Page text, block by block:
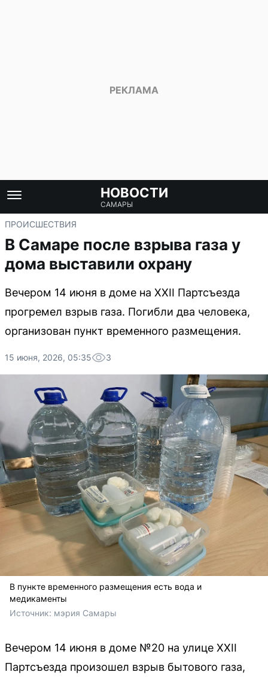
НОВОСТИ
САМАРЫ
ПРОИСШЕСТВИЯ
В Самаре после взрыва газа у
дома выставили охрану
Вечером 14 июня в доме на XXII Партсъезда
прогремел взрыв газа. Погибли два человека,
организован пункт временного размещения.
15 июня, 2026, 05:35 3
В пункте временного размещения есть вода и
медикаменты
Источник: мэрия Самары
Вечером 14 июня в доме №20 на улице XXII
Партсъезда произошел взрыв бытового газа,